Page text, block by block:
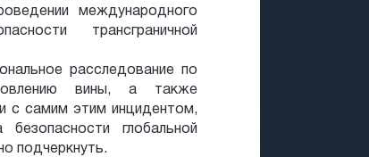
международного
трансграничной
расследование по
вины, а также
с самим этим инцидентом,
глобальной
подчеркнуть.